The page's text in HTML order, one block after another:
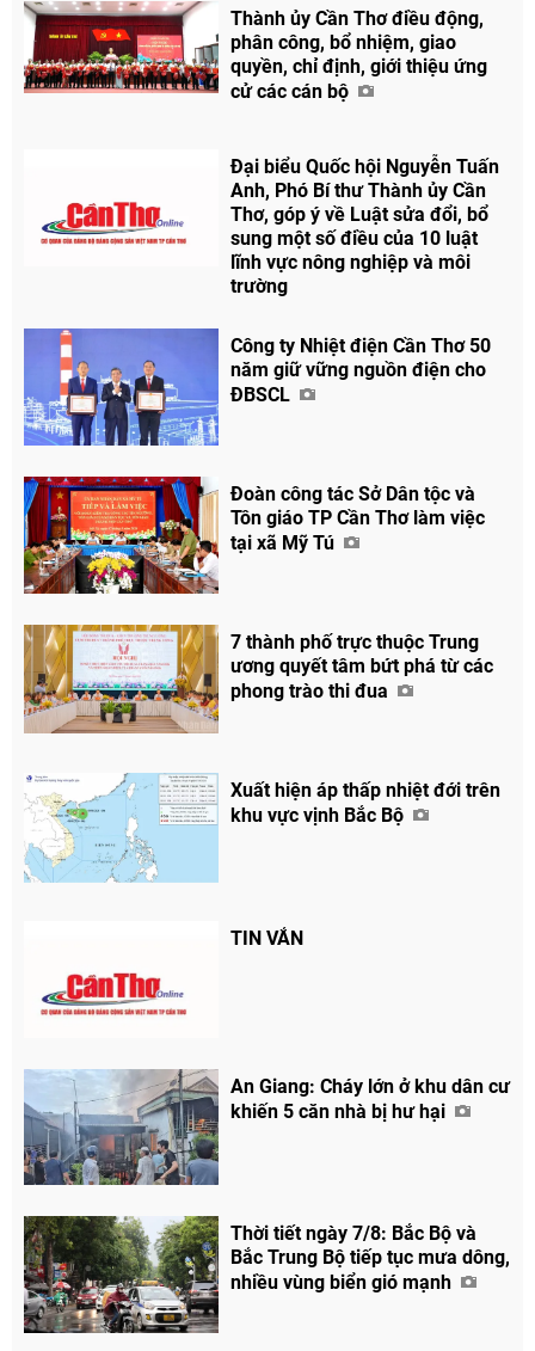
Facebook
Thành ủy Cần Thơ điều động,
phân công, bổ nhiệm, giao
quyền, chỉ định, giới thiệu ứng
cử các cán bộ
Đại biểu Quốc hội Nguyễn Tuấn
Anh, Phó Bí thư Thành ủy Cần
Thơ, góp ý về Luật sửa đổi, bổ
sung một số điều của 10 luật
lĩnh vực nông nghiệp và môi
trường
Công ty Nhiệt điện Cần Thơ 50
năm giữ vững nguồn điện cho
ĐBSCL
Đoàn công tác Sở Dân tộc và
Tôn giáo TP Cần Thơ làm việc
tại xã Mỹ Tú
7 thành phố trực thuộc Trung
ương quyết tâm bứt phá từ các
phong trào thi đua
Xuất hiện áp thấp nhiệt đới trên
khu vực vịnh Bắc Bộ
TIN VẮN
An Giang: Cháy lớn ở khu dân cư
khiến 5 căn nhà bị hư hại
Thời tiết ngày 7/8: Bắc Bộ và
Bắc Trung Bộ tiếp tục mưa dông,
nhiều vùng biển gió mạnh